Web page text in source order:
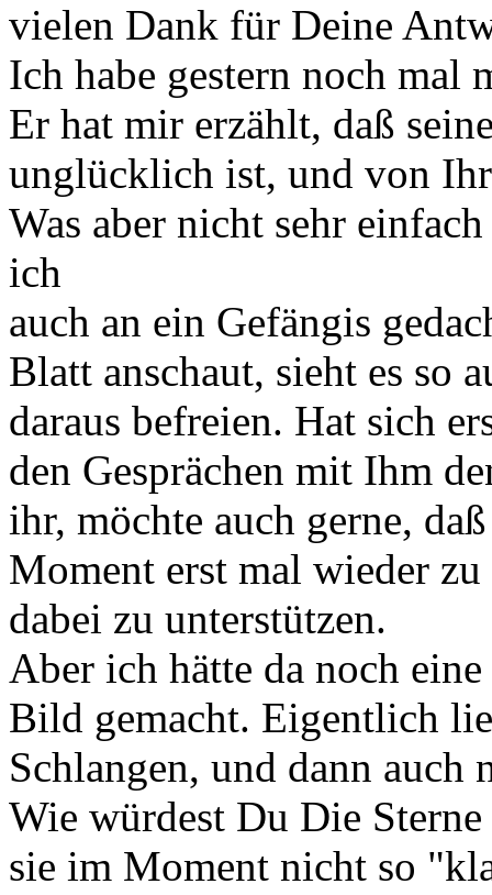
vielen Dank für Deine
Ich habe gestern noch mal
Er hat mir erzählt, daß
unglücklich ist, und von
Was aber nicht sehr
ich
auch an ein Gefängis
Blatt anschaut, sieht es so
daraus befreien. Hat sich
den Gesprächen mit Ihm
ihr, möchte auch gerne,
Moment erst mal wieder
dabei zu unterstützen.
Aber ich hätte da noch
Bild gemacht. Eigentlich
Schlangen, und dann auch
Wie würdest Du Die
sie im Moment nicht so